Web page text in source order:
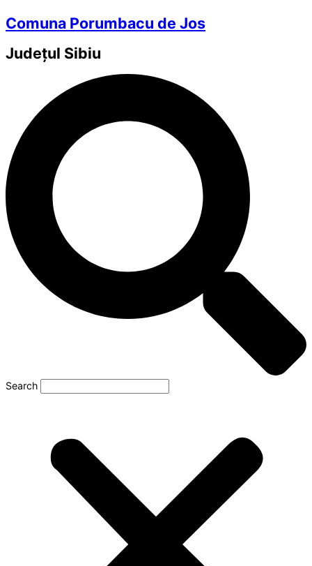
Comuna Porumbacu de Jos
Județul Sibiu
Search